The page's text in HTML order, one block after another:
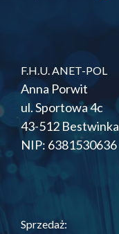
F.H.U. ANET-POL
Anna Porwit
ul. Sportowa 4c
43-512 Bestwinka
NIP: 6381530636
Sprzedaż: